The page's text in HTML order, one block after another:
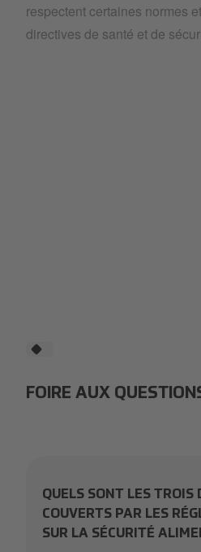
respectent certaines normes
directives de santé et de
FOIRE AUX
QUELS SONT LES TROIS
COUVERTS PAR LES
SUR LA SÉCURITÉ